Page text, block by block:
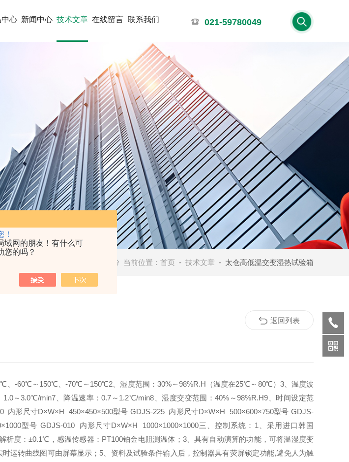
！
域网的朋友！有什么可
您的吗？
中心 新闻中心 技术文章 在线留言 联系我们 021-59780049
当前位置： 首页 - 技术文章 - 太仓高低温交变湿热试验箱
、-60℃～150℃、-70℃～150℃2、湿度范围：30%～98%R.H（温度在25℃～80℃）3、温度波
～3.0℃/min7、降温速率：0.7～1.2℃/min8、湿度交变范围：40%～98%R.H9、时间设定范
内形尺寸D×W×H 450×450×500型号 GDJS-225 内形尺寸D×W×H 500×600×750型号 GDJS-
型号 GDJS-010 内形尺寸D×W×H 1000×1000×1000三、控制系统：1、采用进口韩国
度：±0.1℃，感温传感器：PT100铂金电阻测温体；3、具有自动演算的功能，可将温湿度变
运转曲线图可由屏幕显示；5、资料及试验条件输入后，控制器具有荧屏锁定功能,避免人为触
返回列表